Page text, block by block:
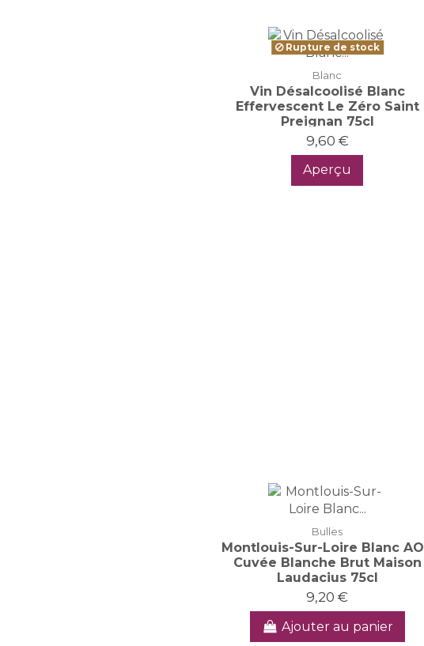
Rupture de stock
Blanc
Vin Désalcoolisé Blanc
Effervescent Le Zéro Saint
Preignan 75cl
9,60 €
Aperçu
Bulles
Montlouis-Sur-Loire Blanc
Cuvée Blanche Brut Maison
Laudacius 75cl
9,20 €
Ajouter au panier